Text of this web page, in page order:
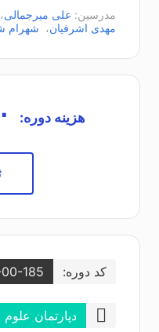
مدرسین: علی میرجمالی،
مهدی اشرفیان، شهرام
هزینه دوره:
کد دوره: 00-185
دپارتمان علوم